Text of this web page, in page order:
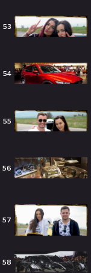
53
54
55
56
57
58